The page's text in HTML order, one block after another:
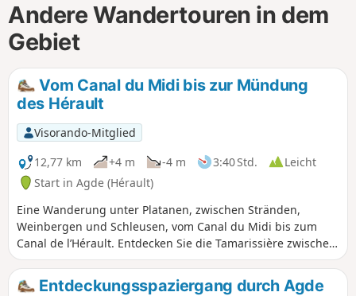
Andere Wandertouren in dem
Gebiet
Vom Canal du Midi bis zur Mündung
des Hérault
Visorando-Mitglied
12,77 km
+4 m -4 m 3:40 Std.
Leicht
Start in Agde (Hérault)
Eine Wanderung unter Platanen, zwischen Stränden,
Weinbergen und Schleusen, vom Canal du Midi bis zum
Canal de l’Hérault. Entdecken Sie die Tamarissière zwischen
Natur, Austernzucht und Kultur und lernen Sie Agde, seine
historischen Denkmäler und seine Geschichte kennen.
Entdeckungsspaziergang durch Agde